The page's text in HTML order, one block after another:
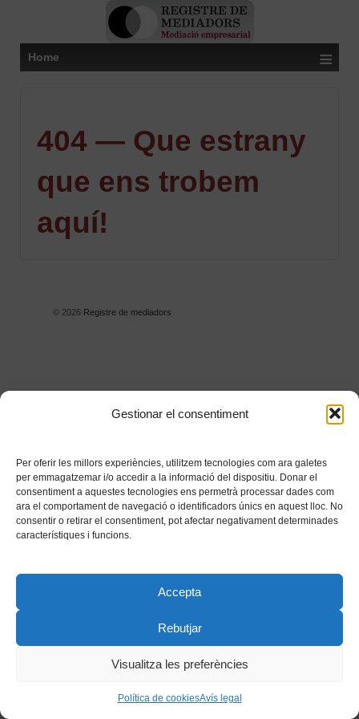
Gestionar el consentiment
Per oferir les millors experiències, utilitzem tecnologies com ara galetes
per emmagatzemar i/o accedir a la informació del dispositiu. Donar el
consentiment a aquestes tecnologies ens permetrà processar dades com
ara el comportament de navegació o identificadors únics en aquest lloc. No
consentir o retirar el consentiment, pot afectar negativament determinades
característiques i funcions.
Accepta
Rebutjar
Visualitza les preferències
Política de cookiesAvís legal
Home ≡
404 — Que estrany
que ens trobem
aquí!
© 2026Registre de mediadors